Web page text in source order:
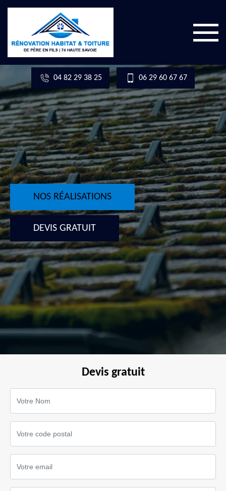
04 82 29 38 25 06 29 60 67 67
NOS RÉALISATIONS
DEVIS GRATUIT
Devis gratuit